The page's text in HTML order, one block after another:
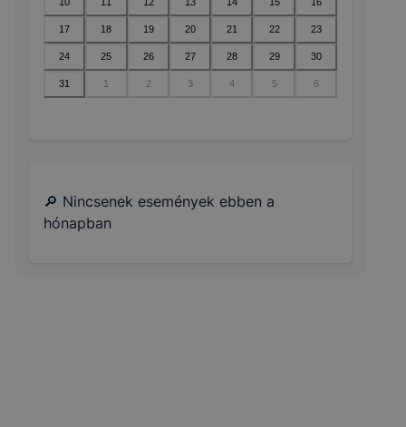
17 18 19 20 21 22 23
24 25 26 27 28 29 30
31 1 2 3 4 5 6
🔎 Nincsenek események ebben a
hónapban